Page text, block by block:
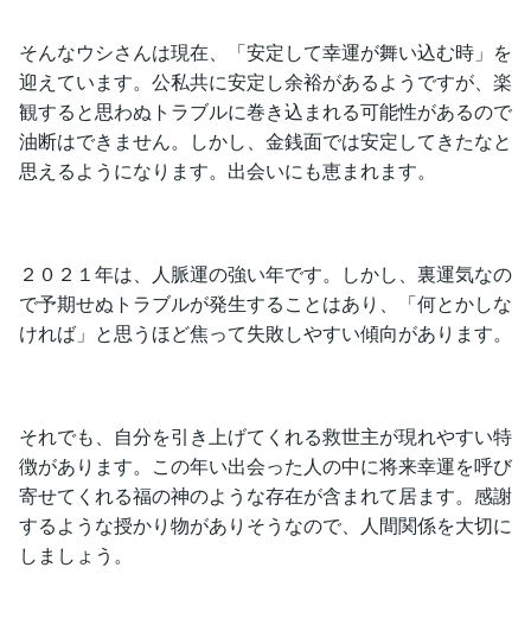
そんなウシさんは現在、「安定して幸運が舞い込む時」を
迎えています。公私共に安定し余裕があるようですが、楽
観すると思わぬトラブルに巻き込まれる可能性があるので
油断はできません。しかし、金銭面では安定してきたなと
思えるようになります。出会いにも恵まれます。
２０２１年は、人脈運の強い年です。しかし、裏運気なの
で予期せぬトラブルが発生することはあり、「何とかしな
ければ」と思うほど焦って失敗しやすい傾向があります。
それでも、自分を引き上げてくれる救世主が現れやすい特
徴があります。この年い出会った人の中に将来幸運を呼び
寄せてくれる福の神のような存在が含まれて居ます。感謝
するような授かり物がありそうなので、人間関係を大切に
しましょう。